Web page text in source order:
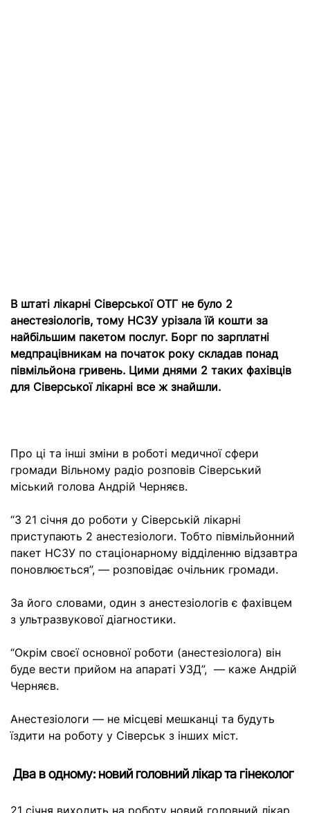
В штаті лікарні Сіверської ОТГ не було 2
анестезіологів, тому НСЗУ урізала їй кошти за
найбільшим пакетом послуг. Борг по зарплатні
медпрацівникам на початок року складав понад
півмільйона гривень. Цими днями 2 таких фахівців
для Сіверської лікарні все ж знайшли.
Про ці та інші зміни в роботі медичної сфери
громади Вільному радіо розповів Сіверський
міський голова Андрій Черняєв.
“З 21 січня до роботи у Сіверській лікарні
приступають 2 анестезіологи. Тобто півмільйонний
пакет НСЗУ по стаціонарному відділенню відзавтра
поновлюється”, — розповідає очільник громади.
За його словами, один з анестезіологів є фахівцем
з ультразвукової діагностики.
“Окрім своєї основної роботи (анестезіолога) він
буде вести прийом на апараті УЗД”, — каже Андрій
Черняєв.
Анестезіологи — не місцеві мешканці та будуть
їздити на роботу у Сіверськ з інших міст.
Два в одному: новий головний лікар та гінеколог
21 січня виходить на роботу новий головний лікар